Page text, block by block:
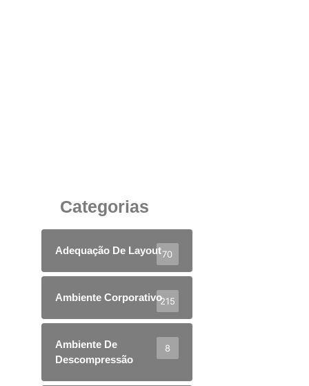
Categorias
Adequação De Layout70
Ambiente Corporativo215
Ambiente De
Descompressão
8